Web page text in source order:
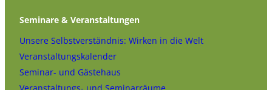
Seminare & Veranstaltungen
Unsere Selbstverständnis: Wirken in die Welt
Veranstaltungskalender
Seminar- und Gästehaus
Veranstaltungs- und Seminarräume